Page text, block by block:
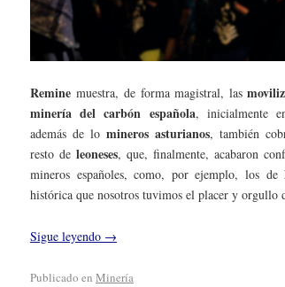
Remine muestra, de forma magistral, las
minería del carbón española, inicialmente
además de lo mineros asturianos, también
resto de leoneses, que, finalmente, acabaron
mineros españoles, como, por ejemplo, los de
histórica que nosotros tuvimos el placer y orgullo
Sigue leyendo →
Publicado en Minería